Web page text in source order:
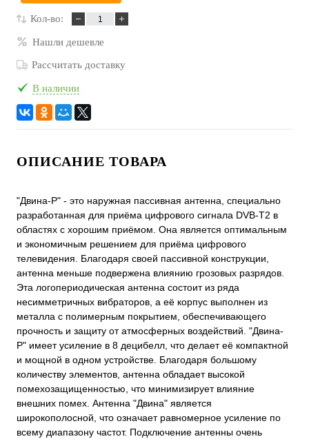
Кол-во:
Нашли дешевле
Рассчитать доставку
В наличии
ОПИСАНИЕ ТОВАРА
"Двина-Р" - это наружная пассивная антенна, специально
разработанная для приёма цифрового сигнала DVB-T2 в
областях с хорошим приёмом. Она является оптимальным
и экономичным решением для приёма цифрового
телевидения. Благодаря своей пассивной конструкции,
антенна меньше подвержена влиянию грозовых разрядов.
Эта логопериодическая антенна состоит из ряда
несимметричных вибраторов, а её корпус выполнен из
металла с полимерным покрытием, обеспечивающего
прочность и защиту от атмосферных воздействий. "Двина-
Р" имеет усиление в 8 децибелл, что делает её компактной
и мощной в одном устройстве. Благодаря большому
количеству элементов, антенна обладает высокой
помехозащищенностью, что минимизирует влияние
внешних помех. Антенна "Двина" является
широкополосной, что означает равномерное усиление по
всему диапазону частот. Подключение антенны очень